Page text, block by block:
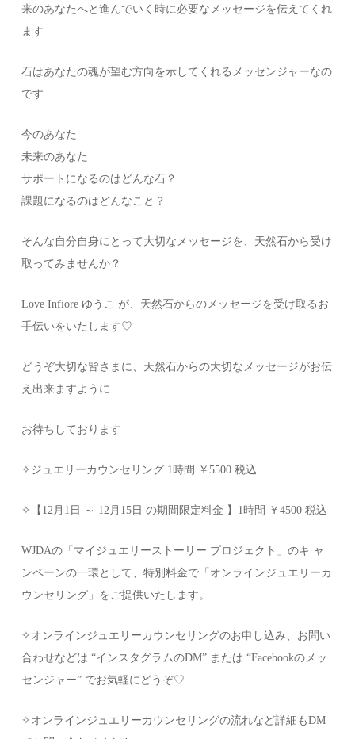
来のあなたへと進んでいく時に必要なメッセージを伝えてくれ
ます
石はあなたの魂が望む方向を示してくれるメッセンジャーなの
です
今のあなた
未来のあなた
サポートになるのはどんな石？
課題になるのはどんなこと？
そんな自分自身にとって大切なメッセージを、天然石から受け
取ってみませんか？
Love Infiore ゆうこ が、天然石からのメッセージを受け取るお
手伝いをいたします♡
どうぞ大切な皆さまに、天然石からの大切なメッセージがお伝
え出来ますように…
お待ちしております
✧ジュエリーカウンセリング 1時間 ￥5500 税込
✧【12月1日 ～ 12月15日 の期間限定料金 】1時間 ￥4500 税込
WJDAの「マイジュエリーストーリー プロジェクト」のキ ャ
ンペーンの一環として、特別料金で「オンラインジュエリーカ
ウンセリング」をご提供いたします。
✧オンラインジュエリーカウンセリングのお申し込み、お問い
合わせなどは “インスタグラムのDM” または “Facebookのメッ
センジャー” でお気軽にどうぞ♡
✧オンラインジュエリーカウンセリングの流れなど詳細もDM